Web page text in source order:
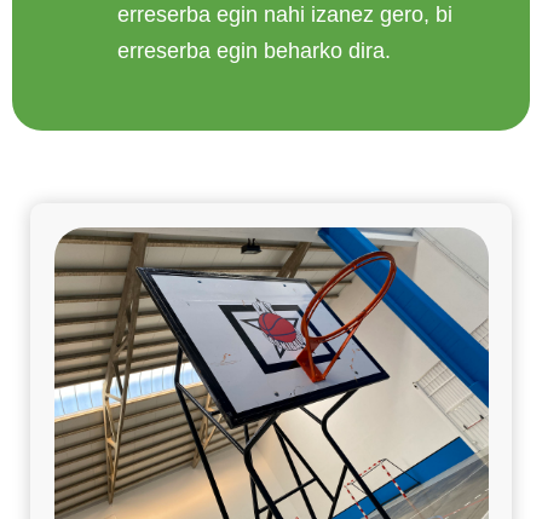
erreserba egin nahi izanez gero, bi
erreserba egin beharko dira.